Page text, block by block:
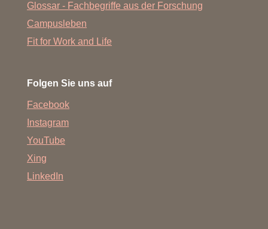
Glossar - Fachbegriffe aus der Forschung
Campusleben
Fit for Work and Life
Folgen Sie uns auf
Facebook
Instagram
YouTube
Xing
LinkedIn